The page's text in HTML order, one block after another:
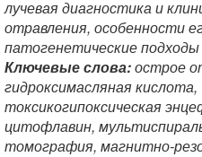
лучевая диагностика и
отравления, особенности
патогенетические
Ключевые слова:острое
гидроксимасляная
токсикогипоксическая
цитофлавин,
томография, магнитно-